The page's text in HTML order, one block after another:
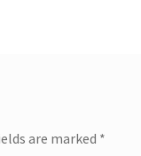
are marked *